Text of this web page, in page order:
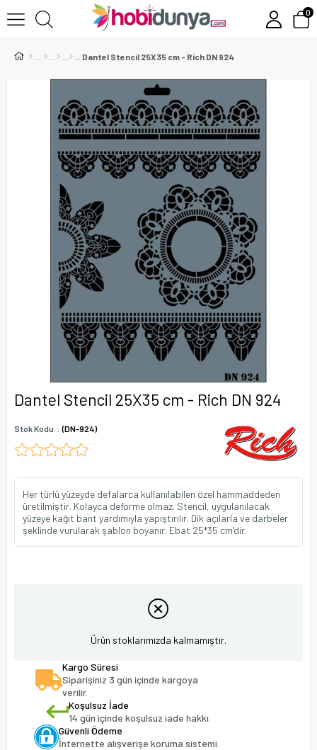
0
Dantel Stencil 25X35 cm - Rich DN 924
Dantel Stencil 25X35 cm - Rich DN 924
Stok Kodu (DN-924)
Her türlü yüzeyde defalarca kullanılabilen özel hammaddeden
üretilmiştir. Kolayca deforme olmaz. Stencil, uygulanılacak
yüzeye kağıt bant yardımıyla yapıştırılır. Dik açılarla ve darbeler
şeklinde vurularak şablon boyanır. Ebat 25*35 cm’dir.
Ürün stoklarımızda kalmamıştır.
Kargo Süresi
Siparişiniz 3 gün içinde kargoya
verilir.
Koşulsuz İade
14 gün içinde koşulsuz iade hakkı.
Güvenli Ödeme
İnternette alışverişe koruma sistemi.